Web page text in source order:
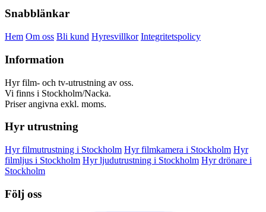
Snabblänkar
Hem Om oss Bli kund Hyresvillkor Integritetspolicy
Information
Hyr film- och tv-utrustning av oss.
Vi finns i Stockholm/Nacka.
Priser angivna exkl. moms.
Hyr utrustning
Hyr filmutrustning i Stockholm Hyr filmkamera i Stockholm Hyr
filmljus i Stockholm Hyr ljudutrustning i Stockholm Hyr drönare i
Stockholm
Följ oss